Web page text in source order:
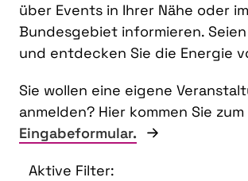
über Events in Ihrer Nähe oder
Bundesgebiet informieren.
und entdecken Sie die Energie
Sie wollen eine eigene
anmelden? Hier kommen Sie zum
Eingabeformular.
Aktive Filter: